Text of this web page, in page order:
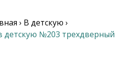
› В детскую ›
детскую №203 трехдверный